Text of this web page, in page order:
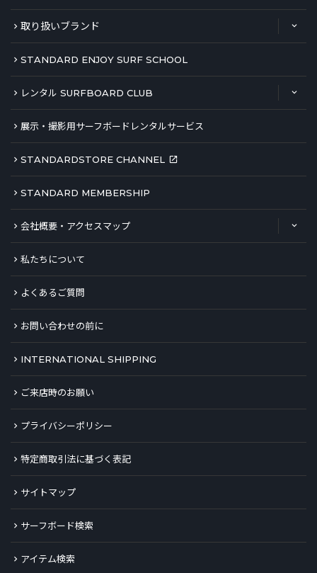
取り扱いブランド
STANDARD ENJOY SURF SCHOOL
レンタル SURFBOARD CLUB
展示・撮影用サーフボードレンタルサービス
STANDARDSTORE CHANNEL
STANDARD MEMBERSHIP
会社概要・アクセスマップ
私たちについて
よくあるご質問
お問い合わせの前に
INTERNATIONAL SHIPPING
ご来店時のお願い
プライバシーポリシー
特定商取引法に基づく表記
サイトマップ
サーフボード検索
アイテム検索